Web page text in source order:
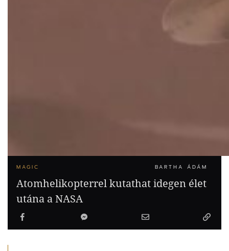
MAGIC BARTHA ÁDÁM
Atomhelikopterrel kutathat idegen élet
utána a NASA